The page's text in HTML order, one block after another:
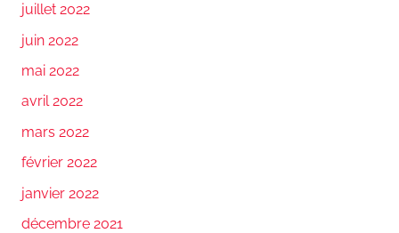
juillet 2022
juin 2022
mai 2022
avril 2022
mars 2022
février 2022
janvier 2022
décembre 2021